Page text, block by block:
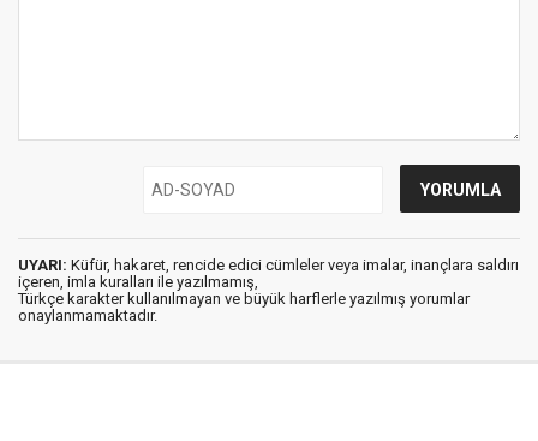
UYARI: Küfür, hakaret, rencide edici cümleler veya imalar, inançlara saldırı
içeren, imla kuralları ile yazılmamış,
Türkçe karakter kullanılmayan ve büyük harflerle yazılmış yorumlar
onaylanmamaktadır.